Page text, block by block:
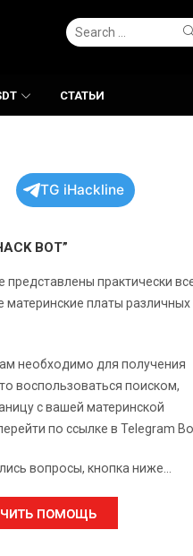
Search
for:
СТАТЬИ
TG iHackline
BOT”
представлены практически
материнские платы различных
необходимо для получения
воспользоваться поиском,
с вашей материнской
по ссылке в Telegram
вопросы, кнопка ниже...
помощь